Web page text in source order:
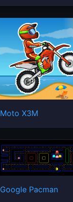
Moto X3M
Google Pacman